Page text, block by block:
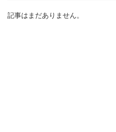
記事はまだありません。